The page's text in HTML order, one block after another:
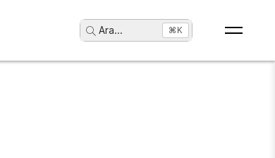
Ara... ⌘K